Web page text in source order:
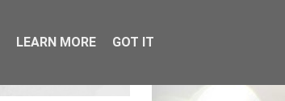
LEARN MORE GOT IT